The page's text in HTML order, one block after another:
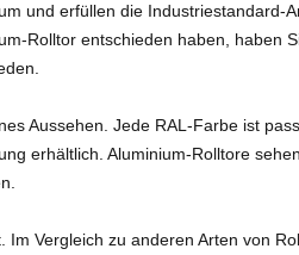
und erfüllen die Industriestandard-
Rolltor entschieden haben, haben
Aussehen. Jede RAL-Farbe ist
erhältlich. Aluminium-Rolltore
Im Vergleich zu anderen Arten von